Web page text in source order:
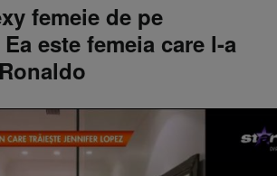
femeie de pe
este femeia care l-a